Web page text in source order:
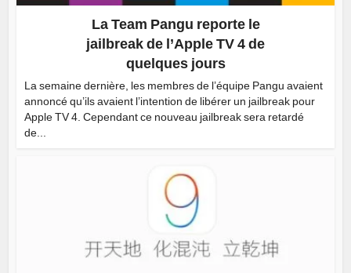
La Team Pangu reporte le
jailbreak de l’Apple TV 4 de
quelques jours
La semaine dernière, les membres de l’équipe Pangu avaient
annoncé qu’ils avaient l’intention de libérer un jailbreak pour
Apple TV 4. Cependant ce nouveau jailbreak sera retardé
de...